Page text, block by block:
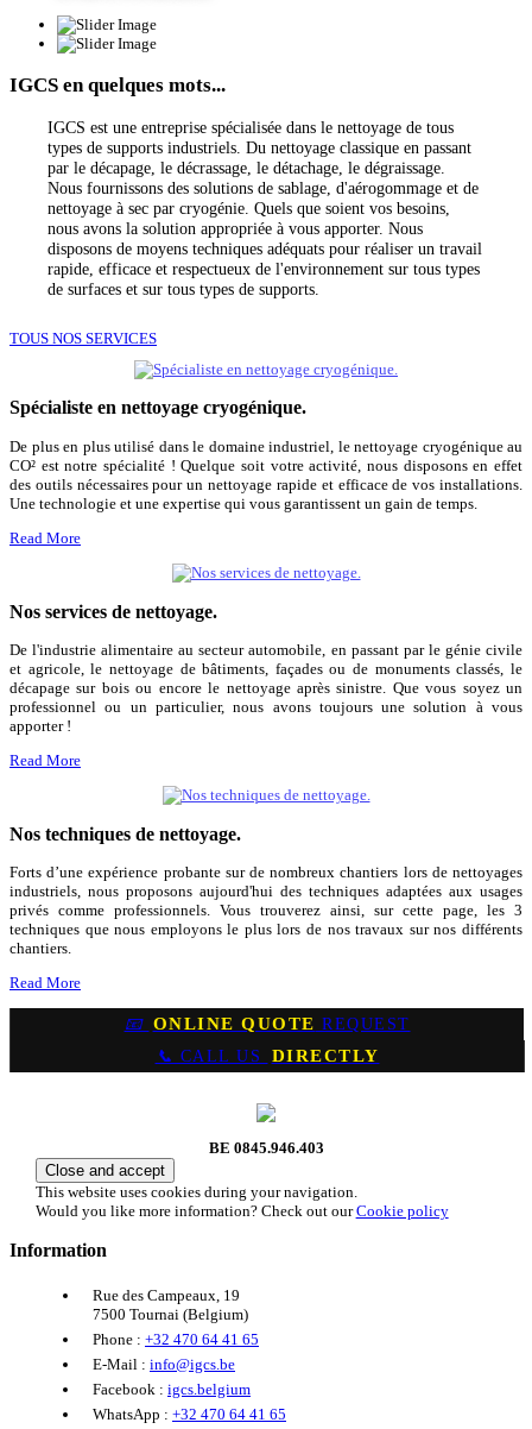
IGCS en quelques mots...
IGCS est une entreprise spécialisée dans le nettoyage de tous
types de supports industriels. Du nettoyage classique en passant
par le décapage, le décrassage, le détachage, le dégraissage.
Nous fournissons des solutions de sablage, d'aérogommage et de
nettoyage à sec par cryogénie. Quels que soient vos besoins,
nous avons la solution appropriée à vous apporter. Nous
disposons de moyens techniques adéquats pour réaliser un travail
rapide, efficace et respectueux de l'environnement sur tous types
de surfaces et sur tous types de supports.
TOUS NOS SERVICES
Spécialiste en nettoyage cryogénique.
De plus en plus utilisé dans le domaine industriel, le nettoyage cryogénique au
CO² est notre spécialité ! Quelque soit votre activité, nous disposons en effet
des outils nécessaires pour un nettoyage rapide et efficace de vos installations.
Une technologie et une expertise qui vous garantissent un gain de temps.
Read More
Nos services de nettoyage.
De l'industrie alimentaire au secteur automobile, en passant par le génie civile
et agricole, le nettoyage de bâtiments, façades ou de monuments classés, le
décapage sur bois ou encore le nettoyage après sinistre. Que vous soyez un
professionnel ou un particulier, nous avons toujours une solution à vous
apporter !
Read More
Nos techniques de nettoyage.
Forts d’une expérience probante sur de nombreux chantiers lors de nettoyages
industriels, nous proposons aujourd'hui des techniques adaptées aux usages
privés comme professionnels. Vous trouverez ainsi, sur cette page, les 3
techniques que nous employons le plus lors de nos travaux sur nos différents
chantiers.
Read More
BE 0845.946.403
This website uses cookies during your navigation.
Would you like more information? Check out ourCookie policy
Information
Rue des Campeaux, 19
7500 Tournai (Belgium)
Phone : +32 470 64 41 65
E-Mail : info@igcs.be
Facebook : igcs.belgium
WhatsApp : +32 470 64 41 65
📧 ONLINE QUOTE REQUEST
📞 CALL US DIRECTLY